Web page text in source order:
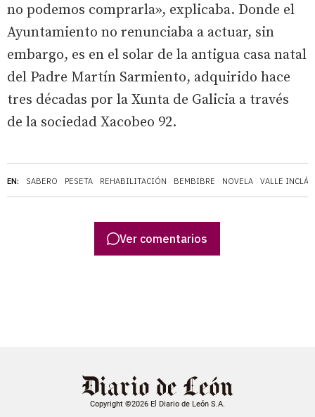
EN: SABERO PESETA REHABILITACIÓN BEMBIBRE NOVELA VALLE INCLÁN
no podemos comprarla», explicaba. Donde el
Ayuntamiento no renunciaba a actuar, sin
embargo, es en el solar de la antigua casa natal
del Padre Martín Sarmiento, adquirido hace
tres décadas por la Xunta de Galicia a través
de la sociedad Xacobeo 92.
Ver comentarios
Copyright ©2026 El Diario de León S.A.